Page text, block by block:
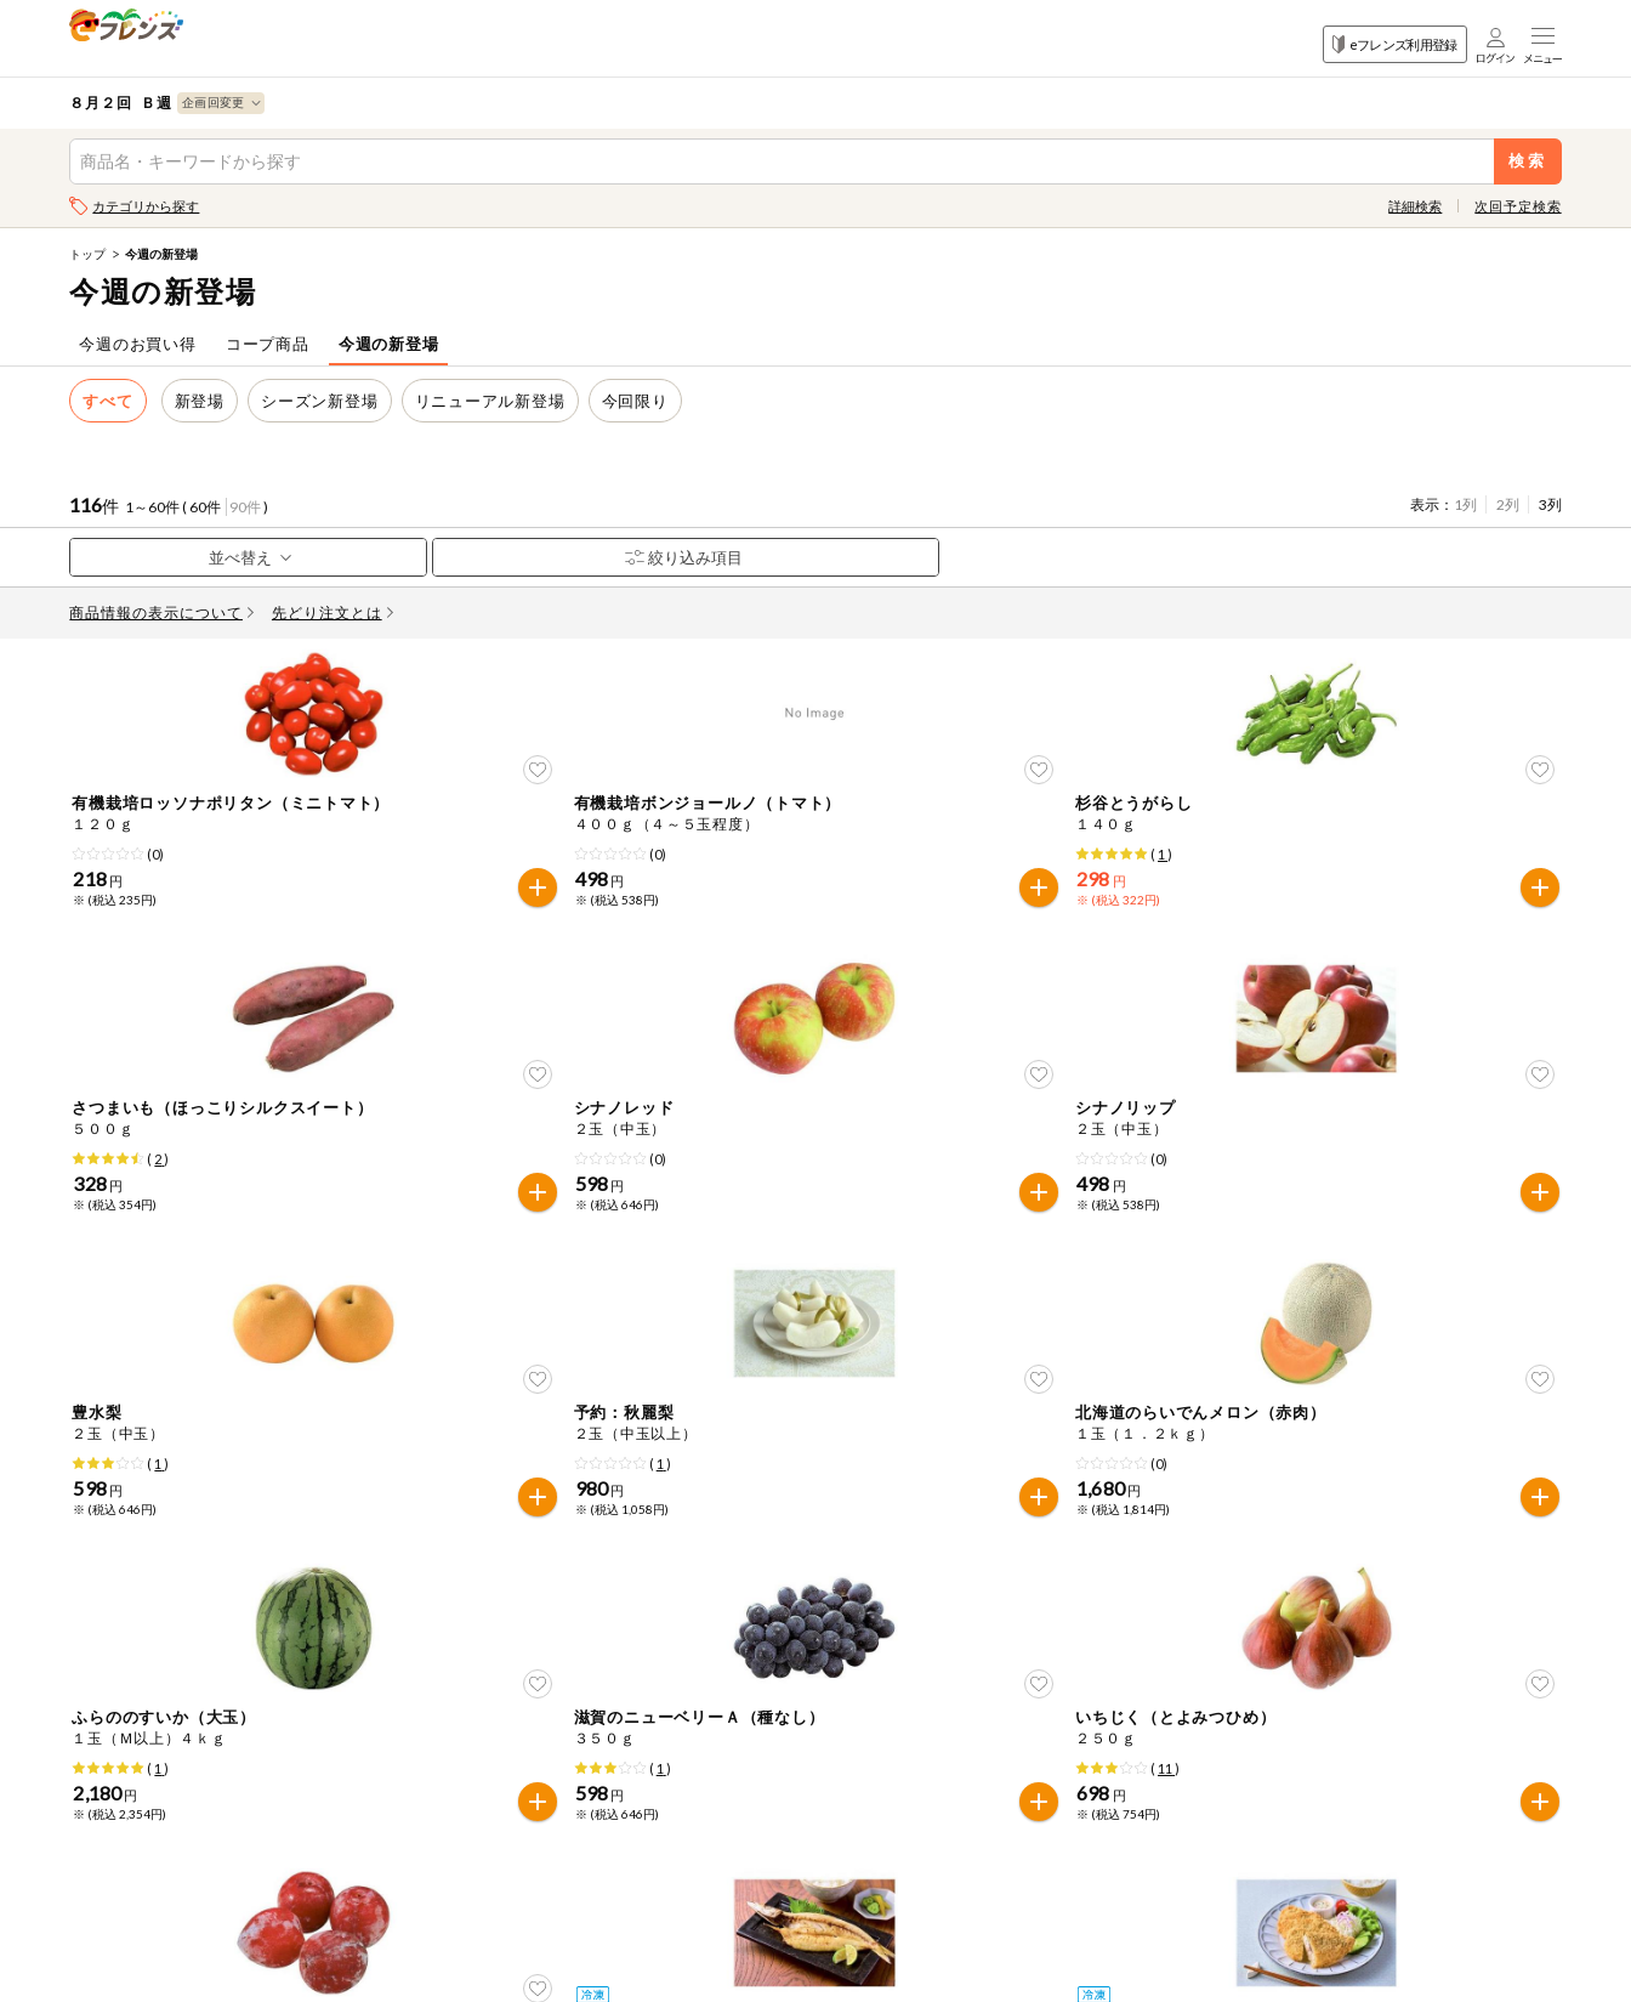
eフレンズ利用登録
ログイン
生協加入はこちら
eフレンズとは
登録から開始まで
注文番号注文
お気に入り注文
注文履歴注文
人気カテゴリ
食品から探す
毎週自動お届け商品
毎週自動お届け商品を確認する
いつでも注文（毎週企画）
専門ショップサイト
コープしがのサービス
アプリのダウンロード
PC版サイトを表示
８月２回 Ｂ週
検索
果物
肉・ハム・ソ
ーセージ
魚介・加工品
米・雑穀など
パン・ジャム
豆腐・納豆・
こんにゃく
麺類
おやつ
飲料
ーパー
コスメ＆ボデ
ィケア
ベビー
果物すべて
カテゴリから探す 詳細検索
検索条件を指定してください。全項目に条件を指定しなくても検索できます。
キーワード
キーワードをすべて含む
いずれかのキーワードを含む
メーカー名
カテゴリ
特定原材料と特定原材料に準ずるものが含まれていない商品を検索できます。
特定原材料
小麦 落花生 えび
あわび カシューナッツ ごま
もも
アレルゲン情報は、商品企画時の情報のため、ご使用前には必ず商品パッケージの表示をご確認ください。
特定原材料に準ずるものは、お取引先から情報提供のあった範囲でのお知らせです。
次回予定検索
トップ 今週の新登場
今週の新登場
今週のお買い得 コープ商品 今週の新登場
すべて 新登場 シーズン新登場 リニューアル新登場 今回限り
116件 1～60件 ( 60件 90件) 表示： 1列 2列 3列
商品情報の表示について 先どり注文とは
有機栽培ロッソナポリタン（ミニトマト）
１２０ｇ
(0)
218 円
※ (税込 235円)
有機栽培ボンジョールノ（トマト）
４００ｇ（４～５玉程度）
(0)
498 円
※ (税込 538円)
杉谷とうがらし
１４０ｇ
( 1 )
298 円
※ (税込 322円)
さつまいも（ほっこりシルクスイート）
５００ｇ
( 2)
328 円
※ (税込 354円)
シナノレッド
２玉（中玉）
(0)
598 円
※ (税込 646円)
シナノリップ
２玉（中玉）
(0)
498 円
※ (税込 538円)
豊水梨
２玉（中玉）
( 1 )
598 円
※ (税込 646円)
予約：秋麗梨
２玉（中玉以上）
( 1 )
980 円
※ (税込 1,058円)
北海道のらいでんメロン（赤肉）
１玉（１．２ｋｇ）
(0)
1,680 円
※ (税込 1,814円)
ふらののすいか（大玉）
１玉（Ｍ以上）４ｋｇ
( 1 )
2,180 円
※ (税込 2,354円)
滋賀のニューベリーＡ（種なし）
３５０ｇ
( 1 )
598 円
※ (税込 646円)
いちじく（とよみつひめ）
２５０ｇ
( 11 )
698 円
※ (税込 754円)